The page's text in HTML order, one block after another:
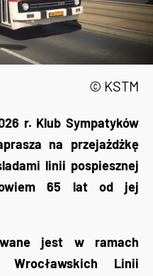
© KSTM
r. Klub Sympatyków
na przejażdżkę
linii pospiesznej
65 lat od jej
jest w ramach
Wrocławskich Linii